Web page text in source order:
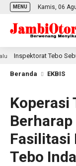
MENU Kamis, 06
Tebo Sebut
Beranda EKBIS
Koperasi
Berharap
Fasilitasi
Tebo